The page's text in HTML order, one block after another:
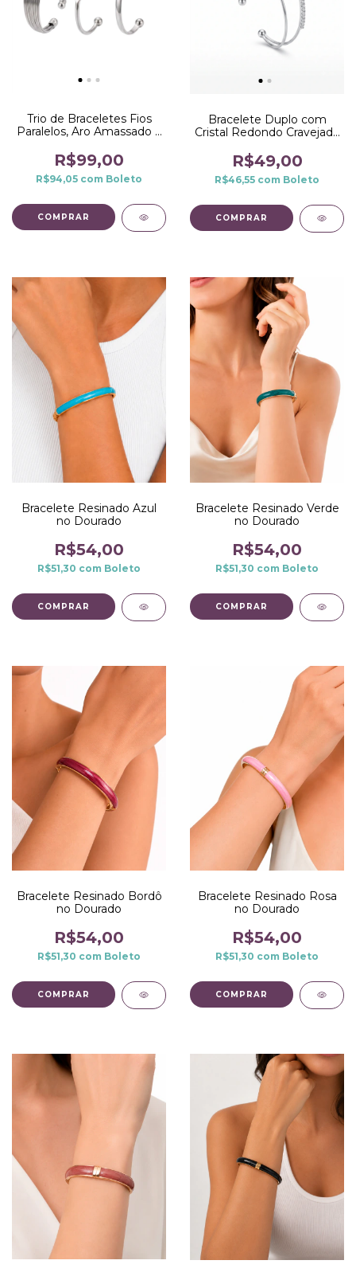
Trio de Braceletes Fios
Paralelos, Aro Amassado e
R$99,00
R$94,05 com Boleto
Bracelete Duplo com
Cristal Redondo Cravejado
Ródio Branco
R$49,00
R$46,55 com Boleto
Bracelete Resinado Azul
no Dourado
R$54,00
R$51,30 com Boleto
Bracelete Resinado Verde
no Dourado
R$54,00
R$51,30 com Boleto
Bracelete Resinado Bordô
no Dourado
R$54,00
R$51,30 com Boleto
Bracelete Resinado Rosa
no Dourado
R$54,00
R$51,30 com Boleto